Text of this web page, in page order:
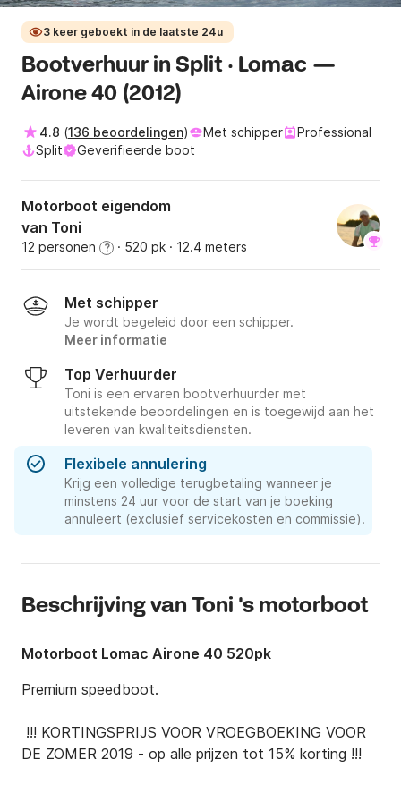
3 keer geboekt in de laatste 24u
Bootverhuur in Split · Lomac —
Airone 40 (2012)
4.8 (136 beoordelingen) Met schipper
Professional
Split
Geverifieerde boot
Motorboot eigendom
van Toni
12 personen ? · 520 pk · 12.4 meters
Met schipper
Je wordt begeleid door een schipper.
Meer informatie
Top Verhuurder
Toni is een ervaren bootverhuurder met
uitstekende beoordelingen en is toegewijd aan het
leveren van kwaliteitsdiensten.
Flexibele annulering
Krijg een volledige terugbetaling wanneer je
minstens 24 uur voor de start van je boeking
annuleert (exclusief servicekosten en commissie).
Beschrijving van Toni 's motorboot
Motorboot Lomac Airone 40 520pk
Premium speedboot.
!!! KORTINGSPRIJS VOOR VROEGBOEKING VOOR
DE ZOMER 2019 - op alle prijzen tot 15% korting !!!